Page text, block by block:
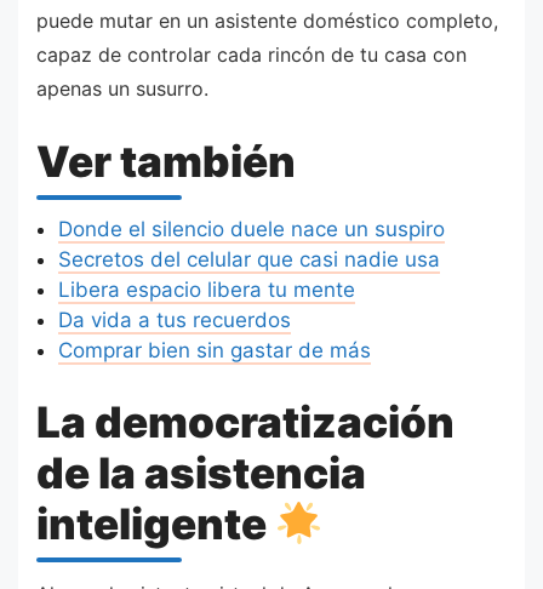
puede mutar en un asistente doméstico completo,
capaz de controlar cada rincón de tu casa con
apenas un susurro.
Ver también
Donde el silencio duele nace un suspiro
Secretos del celular que casi nadie usa
Libera espacio libera tu mente
Da vida a tus recuerdos
Comprar bien sin gastar de más
La democratización
de la asistencia
inteligente